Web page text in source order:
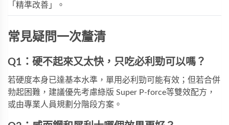
「精準改善」。
常見疑問一次釐清
Q1：硬不起來又太快，只吃必利勁可以嗎？
若硬度本身已達基本水準，單用必利勁可能有效；但若合併
勃起困難，建議優先考慮綠版 Super P-force等雙效配方，
或由專業人員規劃分階段方案。